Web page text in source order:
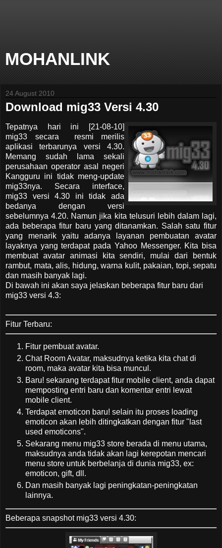
MOHANLINK
24 August 2010
Download mig33 Versi 4.30
Tepatnya hari ini [21-08-10]
mig33 secara resmi merilis
aplikasi terbarunya versi 4.30.
Memang sudah lama sekali
perusahaan operator asal negeri
Kangguru ini tidak meng-update
mig33nya. Secara interface,
mig33 versi 4.30 ini tidak ada
bedanya dengan versi
sebelumnya 4.20. Namun jika kita telusuri lebih dalam lagi,
ada beberapa fitur baru yang ditanamkan. Salah satu fitur
yang menarik yaitu adanya layanan pembuatan avatar
layaknya yang terdapat pada Yahoo Messenger. Kita bisa
membuat avatar animasi kita sendiri, mulai dari bentuk
rambut, mata, alis, hidung, warna kulit, pakaian, topi, sepatu
dan masih banyak lagi.
Di bawah ini akan saya jelaskan beberapa fitur baru dari
mig33 versi 4.3:
Fitur Terbaru:
Fitur pembuat avatar.
Chat Room Avatar, maksudnya ketika kita chat di
room, maka avatar kita bisa muncul.
Baru! sekarang terdapat fitur mobile client, anda dapat
memposting entri baru dan komentar entri lewat
mobile client.
Terdapat emoticon baru! selain itu proses loading
emoticon akan lebih ditingkatkan dengan fitur "last
used emoticons".
Sekarang menu mig33 store berada di menu utama,
maksudnya anda tidak akan lagi kerepotan mencari
menu store untuk berbelanja di dunia mig33, ex:
emoticon, gift, dll.
Dan masih banyak lagi peningkatan-peningkatan
lainnya.
Beberapa snapshot mig33 versi 4.30: